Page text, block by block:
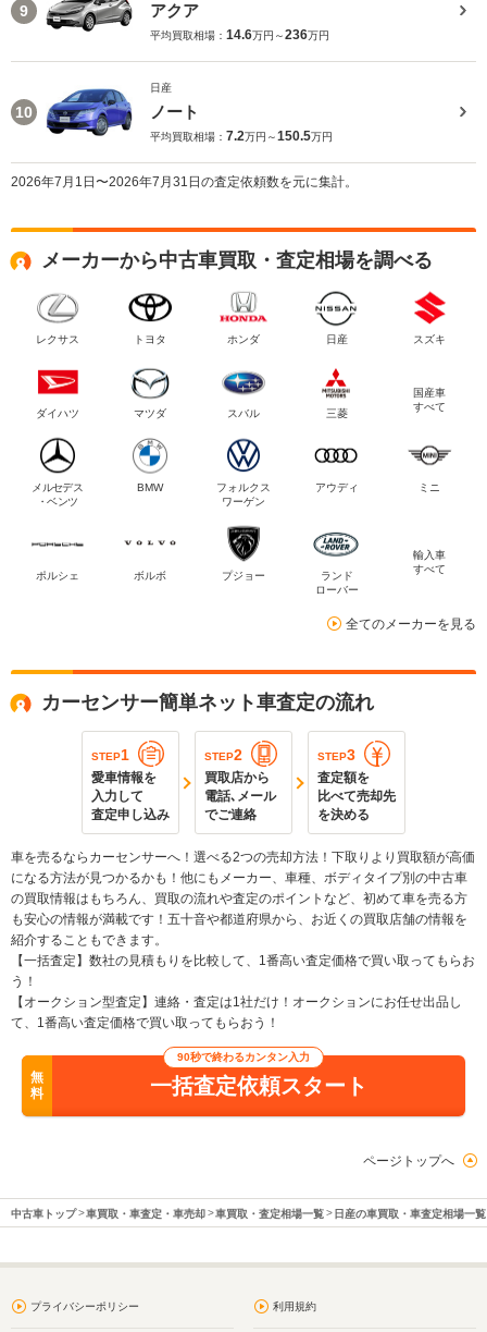
9 アクア
平均買取相場： 14.6万円～236万円
10
日産
ノート
平均買取相場： 7.2万円～150.5万円
2026年7月1日〜2026年7月31日の査定依頼数を元に集計。
メーカーから中古車買取・査定相場を調べる
レクサス トヨタ ホンダ 日産 スズキ
ダイハツ マツダ スバル 三菱
国産車
すべて
メルセデス
・ベンツ
BMW
フォルクス
ワーゲン
アウディ ミニ
ポルシェ ボルボ プジョー
ランド
ローバー
輸入車
すべて
全てのメーカーを見る
カーセンサー簡単ネット車査定の流れ
STEP1
愛車情報を
入力して
査定申し込み
STEP2
買取店から
電話､メール
でご連絡
STEP3
査定額を
比べて売却先
を決める
車を売るならカーセンサーへ！選べる2つの売却方法！下取りより買取額が高価
になる方法が見つかるかも！他にもメーカー、車種、ボディタイプ別の中古車
の買取情報はもちろん、買取の流れや査定のポイントなど、初めて車を売る方
も安心の情報が満載です！五十音や都道府県から、お近くの買取店舗の情報を
紹介することもできます。
【一括査定】数社の見積もりを比較して、1番高い査定価格で買い取ってもらお
う！
【オークション型査定】連絡・査定は1社だけ！オークションにお任せ出品し
て、1番高い査定価格で買い取ってもらおう！
無
料
90秒で終わるカンタン入力
一括査定依頼スタート
ページトップへ
中古車トップ 車買取・車査定・車売却 車買取・査定相場一覧 日産の車買取・車査定相場一覧
プライバシーポリシー 利用規約